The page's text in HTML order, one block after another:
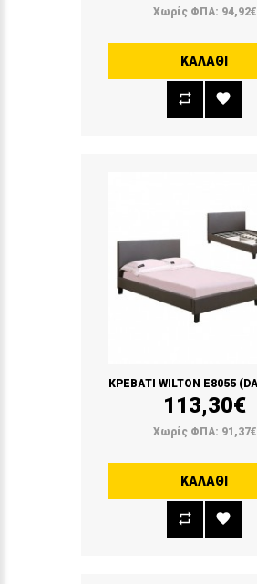
Χωρίς ΦΠΑ: 94,92€
ΚΑΛΆΘΙ
113,30€
Χωρίς ΦΠΑ: 91,37€
ΚΑΛΆΘΙ